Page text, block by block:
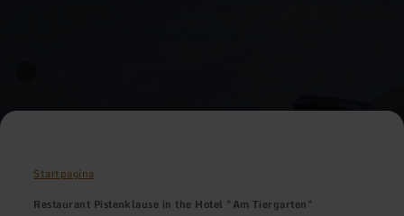
Startpagina
Restaurant Pistenklause in the Hotel "Am Tiergarten"